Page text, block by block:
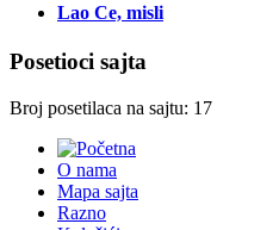
Lao Ce, misli
Posetioci sajta
Broj posetilaca na sajtu: 17
O nama
Mapa sajta
Razno